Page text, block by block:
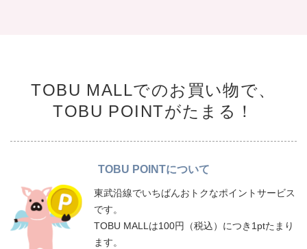
TOBU MALLでのお買い物で、
TOBU POINTがたまる！
TOBU POINTについて
東武沿線でいちばんおトクなポイントサービス
です。
TOBU MALLは100円（税込）につき1ptたまり
ます。